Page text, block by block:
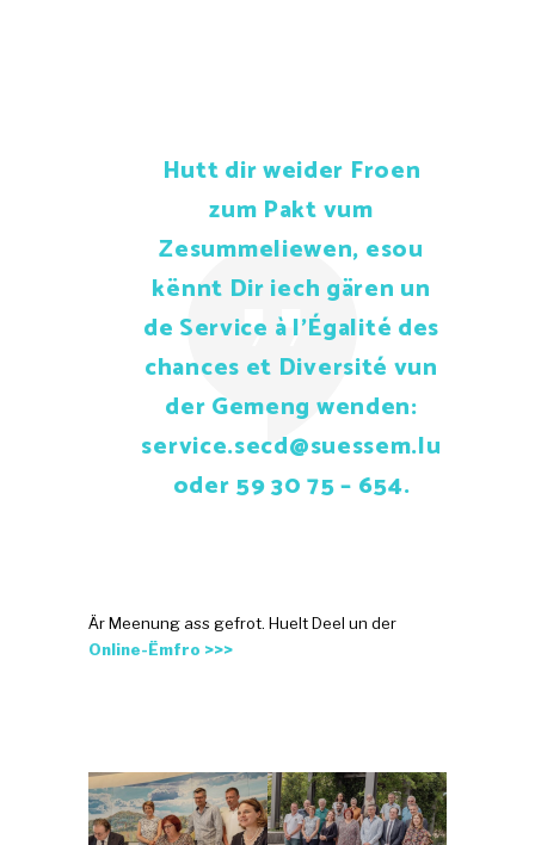
Hutt dir weider Froen
zum Pakt vum
Zesummeliewen, esou
kënnt Dir iech gären un
de Service à l’Égalité des
chances et Diversité vun
der Gemeng wenden:
service.secd@suessem.lu
oder 59 30 75 – 654.
Är Meenung ass gefrot. Huelt Deel un der
Online-Ëmfro >>>